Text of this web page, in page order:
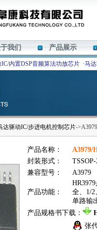
我们 产品展示
内置DSP音频算法功放芯片 ·马
达驱动IC/步进电机控制芯片-
产品名称：
A3979/
封装形式：
兼容型号：
A3979
产品功能：
全、1/
单路输
产品规格书下载：
张